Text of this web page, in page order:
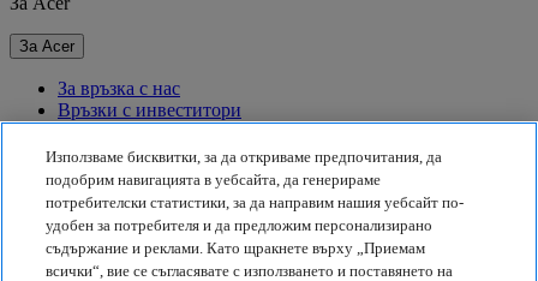
За Acer
За връзка с нас
Връзки с инвеститори
Награди
Събития
Устойчивост
Устойчивост
Използваме бисквитки, за да откриваме предпочитания, да
подобрим навигацията в уебсайта, да генерираме
потребителски статистики, за да направим нашия уебсайт по-
удобен за потребителя и да предложим персонализирано
съдържание и реклами. Като щракнете върху „Приемам
всички“, вие се съгласявате с използването и поставянето на